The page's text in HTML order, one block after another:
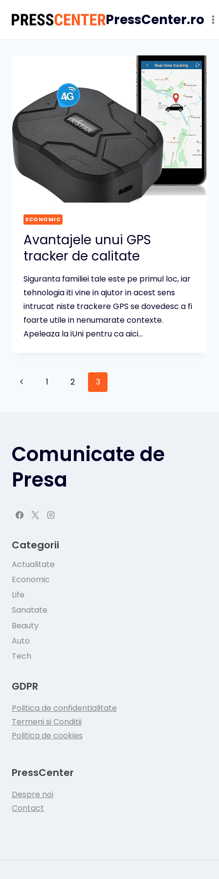
PressCenter.ro
ECONOMIC
Avantajele unui GPS
tracker de calitate
Siguranta familiei tale este pe primul loc, iar
tehnologia iti vine in ajutor in acest sens
intrucat niste trackere GPS se dovedesc a fi
foarte utile in nenumarate contexte.
Apeleaza la iUni pentru ca aici…
Page
Previous1 2 3
Comunicate de
Presa
Categorii
Actualitate
Economic
Life
Sanatate
Beauty
Auto
Tech
GDPR
Politica de confidentialitate
Termeni si Conditii
Politica de cookies
PressCenter
Despre noi
Contact